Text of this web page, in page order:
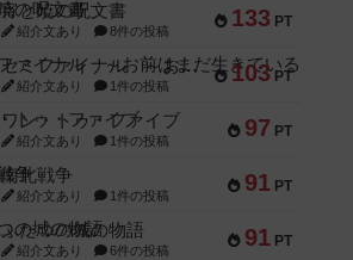
133 PT
宵と暁の呪文書
紹介文あり 8件の投稿
103 PT
セミファイナル ～お前はまだ生きている～
紹介文あり 1件の投稿
97 PT
ワン・トゥ・ファイブ
紹介文あり 1件の投稿
91 PT
南北戦争
紹介文あり 1件の投稿
91 PT
ふたつの城の物語
紹介文あり 6件の投稿